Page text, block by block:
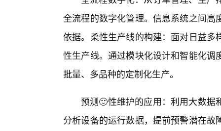
全流程的数字化管理。信息系统之间
依据。柔性生产线的构建：面对日益
性生产线。通过模块化设计和智能化
批量、多品种的定制化生产。
预测🙂性维护的应用：利用大数据
分析设备的运行数据，提前预警潜在